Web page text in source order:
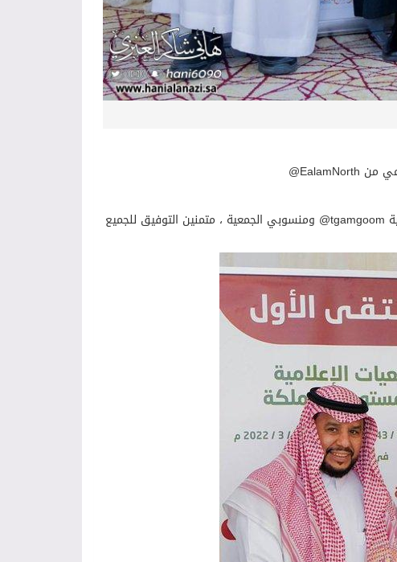
‎#الملتقى_الأول_للجمعيات_الإعلامية كل الشكر لرئيس مجلس إدارة الجمعية ‎@tgamgoom ومنسوبي الجمعية ، متمنين التوفيق للجميع